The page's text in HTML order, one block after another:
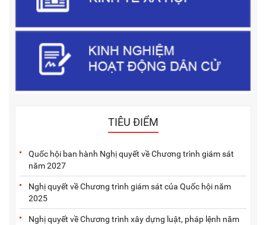
TIÊU ĐIỂM
Quốc hội ban hành Nghị quyết về Chương trình giám sát
năm 2027
Nghị quyết về Chương trình giám sát của Quốc hội năm
2025
Nghị quyết về Chương trình xây dựng luật, pháp lệnh năm